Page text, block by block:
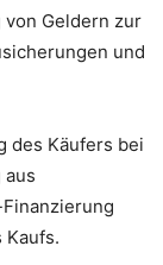
von Geldern zur
und
des Käufers bei
Kaufs.